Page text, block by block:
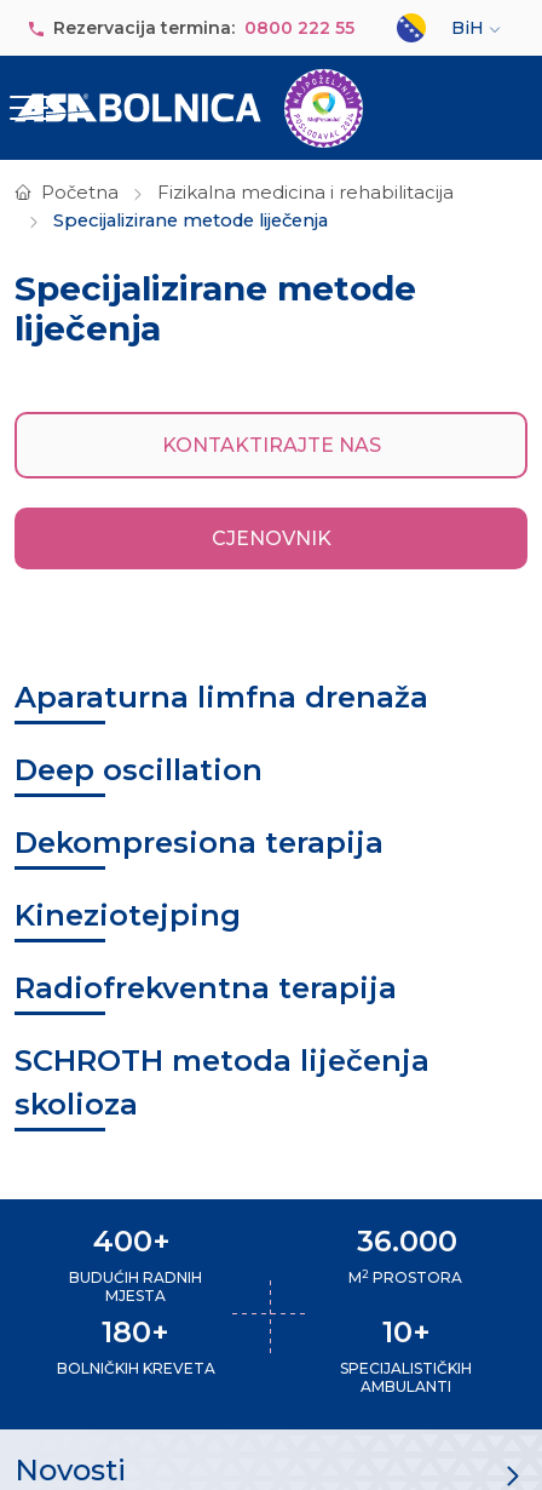
Rezervacija termina: 0800 222 55
Select your
BiH
Početna
Fizikalna medicina i rehabilitacija
Specijalizirane metode liječenja
Specijalizirane metode
liječenja
KONTAKTIRAJTE NAS
CJENOVNIK
Aparaturna limfna drenaža
Deep oscillation
Dekompresiona terapija
Kineziotejping
Radiofrekventna terapija
SCHROTH metoda liječenja
skolioza
400+
BUDUĆIH RADNIH
MJESTA
36.000
M2PROSTORA
180+
BOLNIČKIH KREVETA
10+
SPECIJALISTIČKIH
AMBULANTI
Novosti